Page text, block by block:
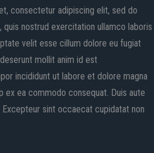
consectetur adipiscing elit, sed do
nostrud exercitation ullamco laboris
velit esse cillum dolore eu fugiat
mollit anim id est
incididunt ut labore et dolore magna
ex ea commodo consequat. Duis aute
sint occaecat cupidatat non